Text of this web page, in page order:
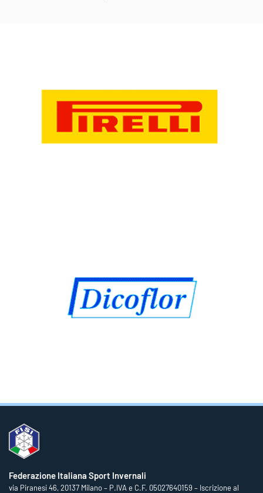
Federazione Italiana Sport Invernali
via Piranesi 46, 20137 Milano – P.IVA e C.F. 05027640159 – Iscrizione al